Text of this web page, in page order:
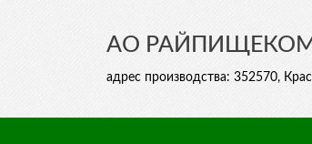
АО
адрес производства: 352570,